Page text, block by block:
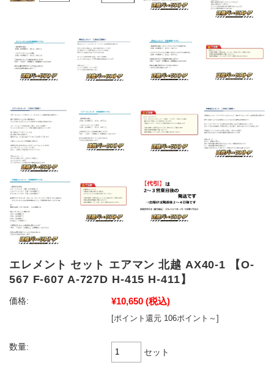
エレメント セット エアマン 北越 AX40-1 【O-
567 F-607 A-727D H-415 H-411】
価格: ¥10,650 (税込)
[ポイント還元 106ポイント～]
数量:
セット